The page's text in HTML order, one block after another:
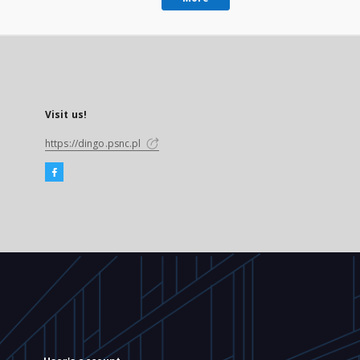
Visit us!
https://dingo.psnc.pl